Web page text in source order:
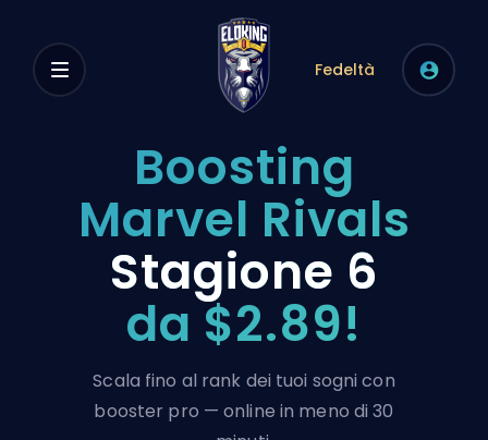
Fedeltà
Boosting
Marvel Rivals
Stagione 6
da $2.89!
Scala fino al rank dei tuoi sogni con
booster pro — online in meno di 30